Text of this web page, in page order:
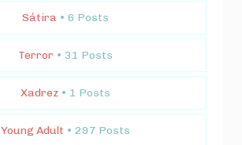
Sátira • 6 Posts
Terror • 31 Posts
Xadrez • 1 Posts
Young Adult • 297 Posts